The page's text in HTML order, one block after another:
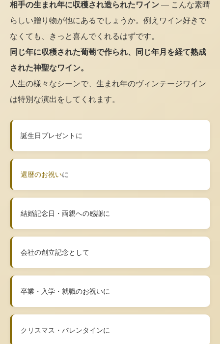
相手の生まれ年に収穫され造られたワイン — こんな素晴
らしい贈り物が他にあるでしょうか。例えワイン好きで
なくても、きっと喜んでくれるはずです。
同じ年に収穫された葡萄で作られ、同じ年月を経て熟成
された神聖なワイン。
人生の様々なシーンで、生まれ年のヴィンテージワイン
は特別な演出をしてくれます。
誕生日プレゼントに
還暦のお祝いに
結婚記念日・両親への感謝に
会社の創立記念として
卒業・入学・就職のお祝いに
クリスマス・バレンタインに